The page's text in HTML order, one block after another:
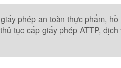
giấy phép an toàn thực phẩm, hồ
thủ tục cấp giấy phép ATTP, dịch